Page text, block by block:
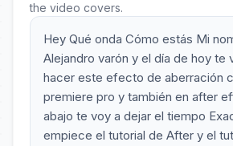
the video covers.
Hey Qué onda Cómo estás Mi
Alejandro varón y el día de hoy te
hacer este efecto de aberración
premiere pro y también en after
abajo te voy a dejar el tiempo
empiece el tutorial de After y el